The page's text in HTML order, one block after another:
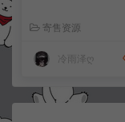
寄售资源
冷雨泽ღ